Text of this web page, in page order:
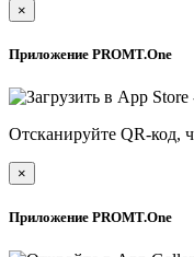
×
Приложение PROMT.One
Отсканируйте QR-код,
×
Приложение PROMT.One